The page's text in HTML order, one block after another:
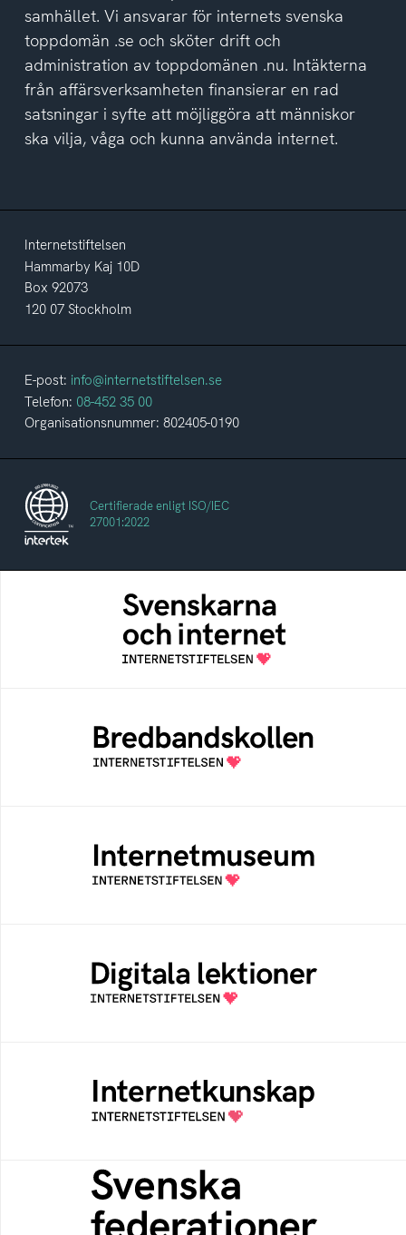
samhället. Vi ansvarar för internets svenska
toppdomän .se och sköter drift och
administration av toppdomänen .nu. Intäkterna
från affärsverksamheten finansierar en rad
satsningar i syfte att möjliggöra att människor
ska vilja, våga och kunna använda internet.
Internetstiftelsen
Hammarby Kaj 10D
Box 92073
120 07 Stockholm
E-post: info@internetstiftelsen.se
Telefon: 08-452 35 00
Organisationsnummer: 802405-0190
Certifierade enligt ISO/IEC
27001:2022
Svenskarna och internet
En årlig studie av svenska folkets
internetvanor
Bredbandskollen är ett oberoende
konsumentverktyg som drivs av
Internetstiftelsen
Ett digitalt museum som byggts, och kureras
av Internetstiftelsen
Öppen digital lärresurs med färdiga lektioner
för alla stadier i grundskolan
Samlad kunskap som hjälper dig att bli en
säker och medveten internetanvändare
Svenska federationer
Grunden för medlemskap i en sektors- eller
kontextspecifik federation